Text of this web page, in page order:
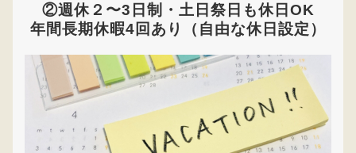
②週休２〜3日制・土日祭日も休日OK
年間長期休暇4回あり（自由な休日設定）